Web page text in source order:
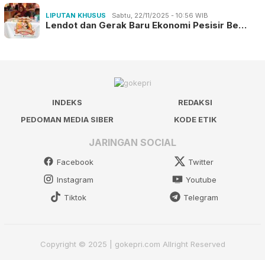
LIPUTAN KHUSUS Sabtu, 22/11/2025 - 10:56 WIB
Lendot dan Gerak Baru Ekonomi Pesisir Be…
INDEKS
REDAKSI
PEDOMAN MEDIA SIBER
KODE ETIK
JARINGAN SOCIAL
Facebook
Twitter
Instagram
Youtube
Tiktok
Telegram
Copyright © 2025 | gokepri.com Allright Reserved